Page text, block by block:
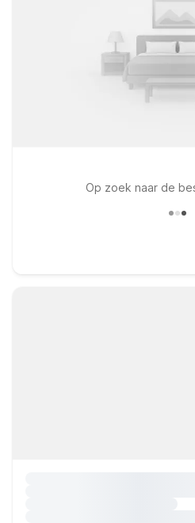
Op zoek naar de